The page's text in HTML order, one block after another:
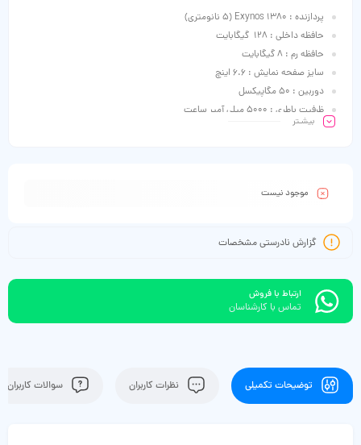
پردازنده : Exynos 1380 (5 نانومتری)
حافظه داخلی : 128 گیگابایت
حافظه رم : 8 گیگابایت
سایز صفحه نمایش : 6.6 اینچ
دوربین : 50 مگاپیکسل
ظرفیت باطری : 5000 میلی آمپر ساعت
بیشـتر
موجود نیست
گزارش نادرستی مشخصات
ارتباط با فروش
تماس با کارشناسان
توضیحات تکمیلی نظرات کاربران سوالات کاربران